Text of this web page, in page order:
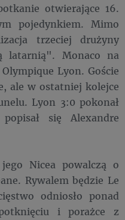
otwierające 16.
pojedynkiem. Mimo
trzeciej drużyny
latarnią". Monaco na
Lyon. Goście
ale w ostatniej kolejce
Lyon 3:0 pokonał
się Alexandre
Nicea powalczą o
Rywalem będzie Le
odniosło ponad
i porażce z